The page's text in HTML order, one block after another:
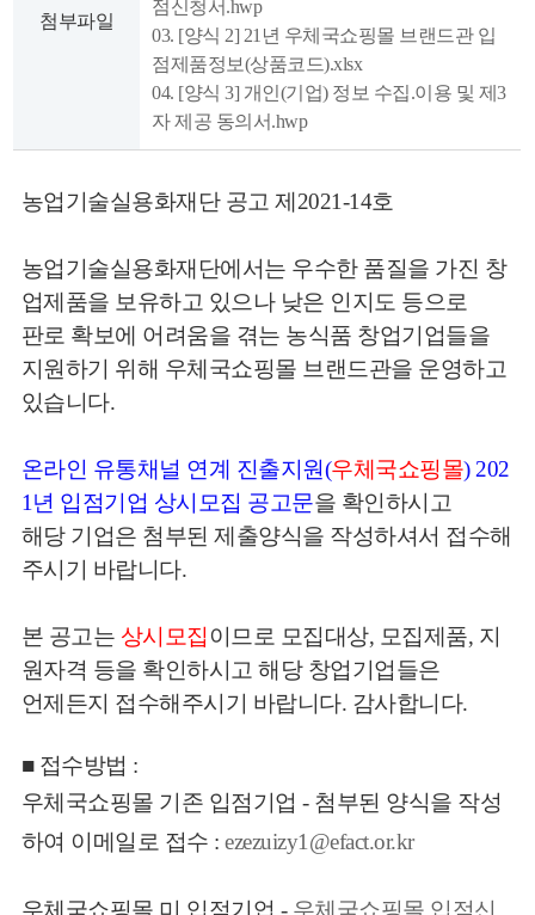
첨부파일
점신청서.hwp
03. [양식 2] 21년 우체국쇼핑몰 브랜드관 입
점제품정보(상품코드).xlsx
04. [양식 3] 개인(기업) 정보 수집.이용 및 제3
자 제공 동의서.hwp
농업기술실용화재단 공고 제2021-14호
농업기술실용화재단에서는 우수한 품질을 가진 창
업제품을 보유하고 있으나 낮은 인지도 등으로
판로 확보에 어려움을 겪는 농식품 창업기업들을
지원하기 위해 우체국쇼핑몰 브랜드관을 운영하고
있습니다.
온라인 유통채널 연계 진출지원(우체국쇼핑몰) 202
1년 입점기업 상시모집 공고문을 확인하시고
해당 기업은 첨부된 제출양식을 작성하셔서 접수해
주시기 바랍니다.
본 공고는 상시모집 이므로 모집대상, 모집제품, 지
원자격 등을 확인하시고 해당 창업기업들은
언제든지 접수해주시기 바랍니다. 감사합니다.
■ 접수방법 :
우체국쇼핑몰 기존 입점기업 - 첨부된 양식을 작성
하여 이메일로 접수 :ezezuizy1@efact.or.kr